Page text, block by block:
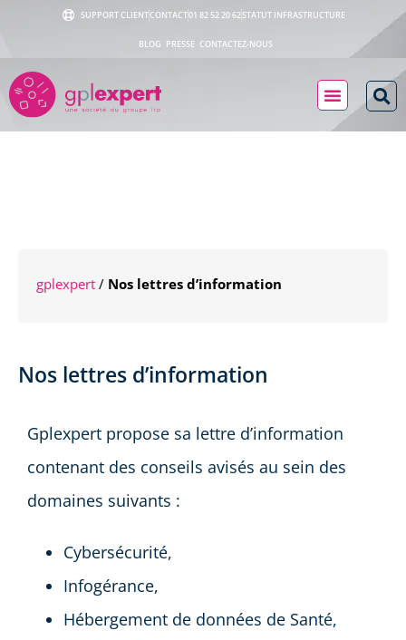
SUPPORT CLIENTCONTACT01 82 52 20 62STATUT INFRASTRUCTURE
BLOG PRESSE CONTACTEZ-NOUS
gplexpert / Nos lettres d’information
Nos lettres d’information
Gplexpert propose sa lettre d’information
contenant des conseils avisés au sein des
domaines suivants :
Cybersécurité,
Infogérance,
Hébergement de données de Santé,